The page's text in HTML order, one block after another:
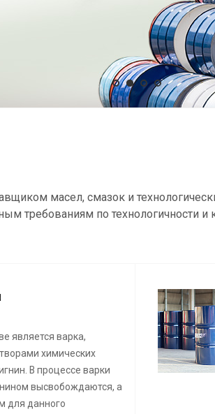
масел, смазок и
требованиям по технологичности
является варка,
химических
В процессе варки
высвобождаются, а
для данного